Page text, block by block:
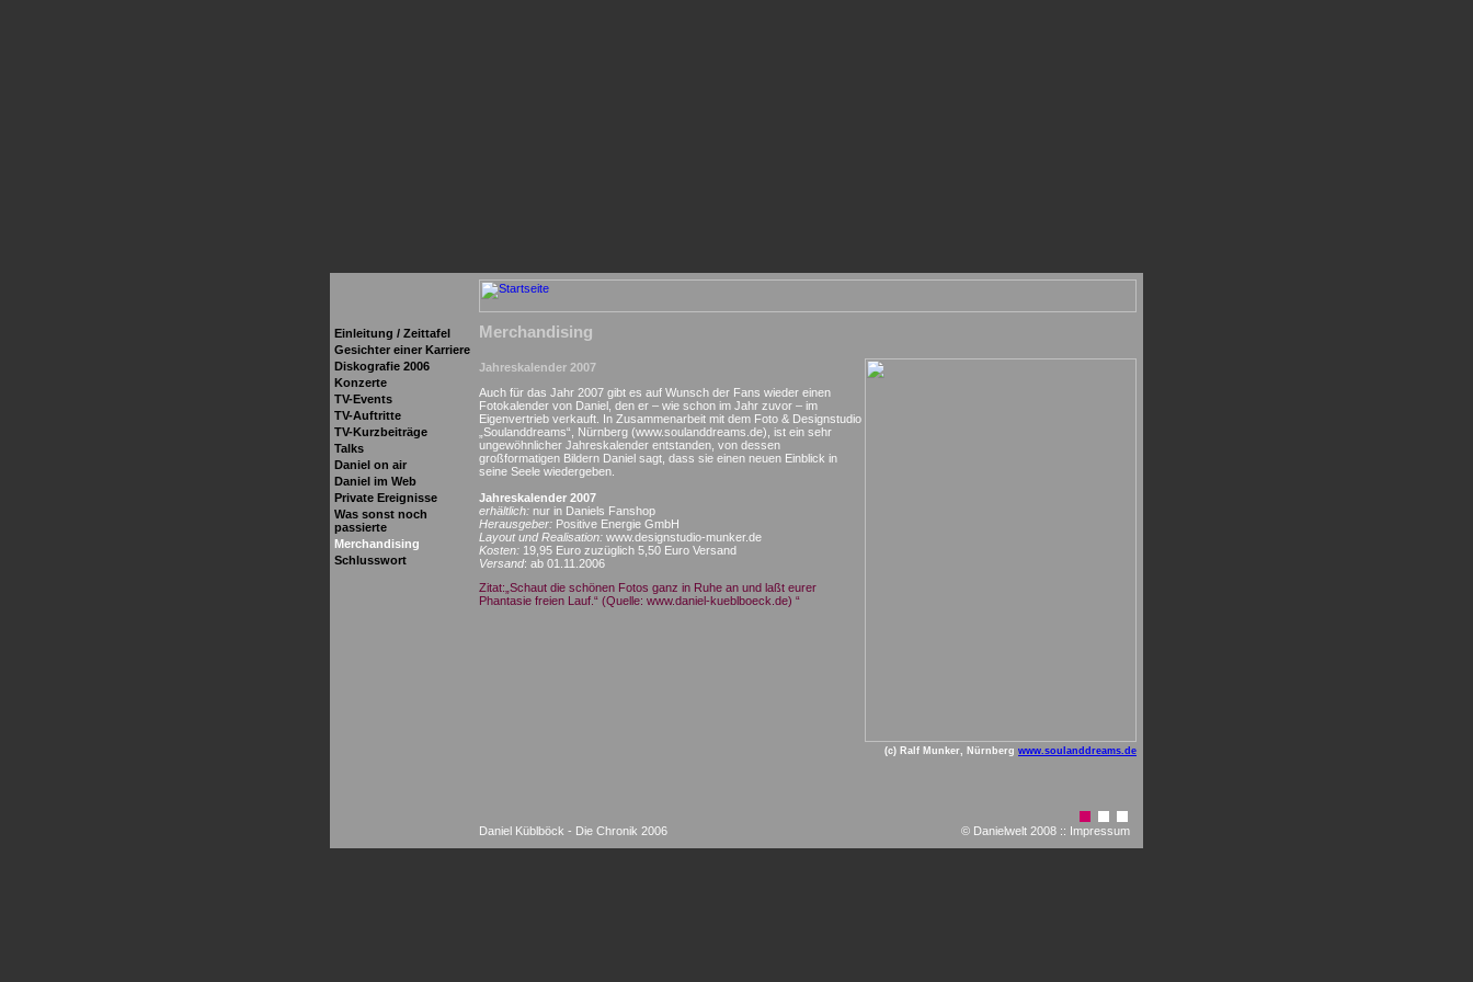
Einleitung / Zeittafel
Gesichter einer Karriere
Diskografie 2006
Konzerte
TV-Events
TV-Auftritte
TV-Kurzbeiträge
Talks
Daniel on air
Daniel im Web
Private Ereignisse
Was sonst noch
passierte
Merchandising
Schlusswort
Merchandising
(c) Ralf Munker, Nürnberg www.soulanddreams.de
Jahreskalender 2007
Auch für das Jahr 2007 gibt es auf Wunsch der Fans wieder einen
Fotokalender von Daniel, den er – wie schon im Jahr zuvor – im
Eigenvertrieb verkauft. In Zusammenarbeit mit dem Foto & Designstudio
„Soulanddreams“, Nürnberg (www.soulanddreams.de), ist ein sehr
ungewöhnlicher Jahreskalender entstanden, von dessen
großformatigen Bildern Daniel sagt, dass sie einen neuen Einblick in
seine Seele wiedergeben.
Jahreskalender 2007
erhältlich: nur in Daniels Fanshop
Herausgeber: Positive Energie GmbH
Layout und Realisation: www.designstudio-munker.de
Kosten: 19,95 Euro zuzüglich 5,50 Euro Versand
Versand: ab 01.11.2006
Zitat:„Schaut die schönen Fotos ganz in Ruhe an und laßt eurer
Phantasie freien Lauf.“ (Quelle: www.daniel-kueblboeck.de) “
Daniel Küblböck - Die Chronik 2006 © Danielwelt 2008 :: Impressum